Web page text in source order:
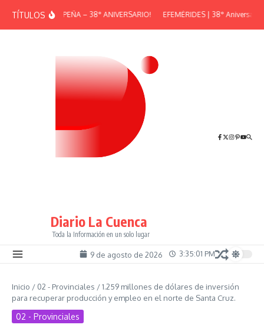
TÍTULOS¡GRAN PEÑA – 38° ANIVERSARIO! EFEMÉRIDES | 38°
Diario La Cuenca
Toda la Información en un solo lugar
9 de agosto de 2026 3:35:01 PM
Inicio / 02 - Provinciales /1.259 millones de dólares de inversión
para recuperar producción y empleo en el norte de Santa Cruz.
02 - Provinciales